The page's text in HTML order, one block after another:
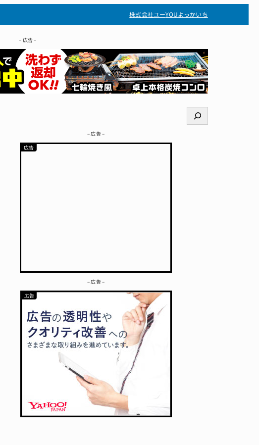
株式会社ユーYOUよっかいち
– 広告 –
検
索
– 広告 –
– 広告 –